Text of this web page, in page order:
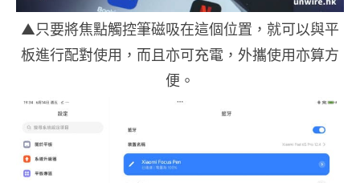
▲只要將焦點觸控筆磁吸在這個位置，就可以與平
板進行配對使用，而且亦可充電，外攜使用亦算方
便。